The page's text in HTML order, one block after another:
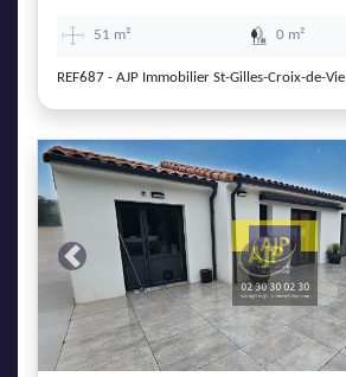
51 m² 0 m²
REF687 - AJP Immobilier St-Gilles-Croix-de-Vie
Previous